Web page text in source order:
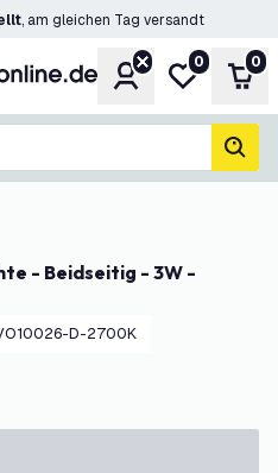
, am gleichen Tag versandt
KontoMeine
0 0
D-2700K